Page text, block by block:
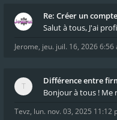
Re: Créer un
Salut à tous, J'ai
Jerome, jeu. juil. 16, 2026 6:56
Différence entre
Bonjour à tous ! Me
Tevz, lun. nov. 03, 2025 11:12